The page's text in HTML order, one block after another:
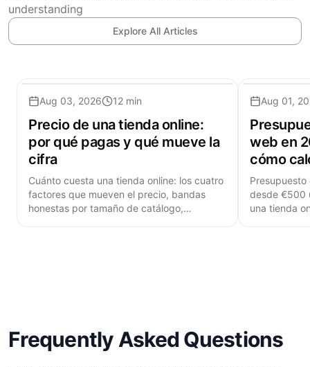
understanding
Explore All Articles
Aug 03, 2026 12 min
Precio de una tienda online:
por qué pagas y qué mueve la
cifra
Cuánto cuesta una tienda online: los cuatro
factores que mueven el precio, bandas
honestas por tamaño de catálogo,
Aug 01,
web en
cómo
desde €500
una tienda
Frequently Asked Questions